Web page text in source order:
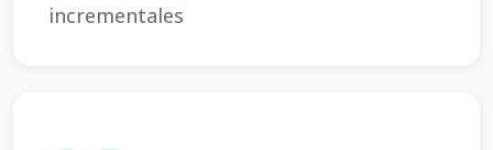
incrementales